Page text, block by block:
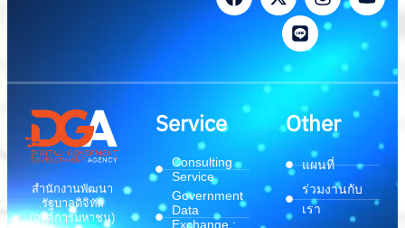
สำนักงานพัฒนา
รัฐบาลดิจิทัล
(องค์การมหาชน)
Service
Consulting
Service
Government
Data
Exchange :
Other
แผนที่
ร่วมงานกับ
เรา